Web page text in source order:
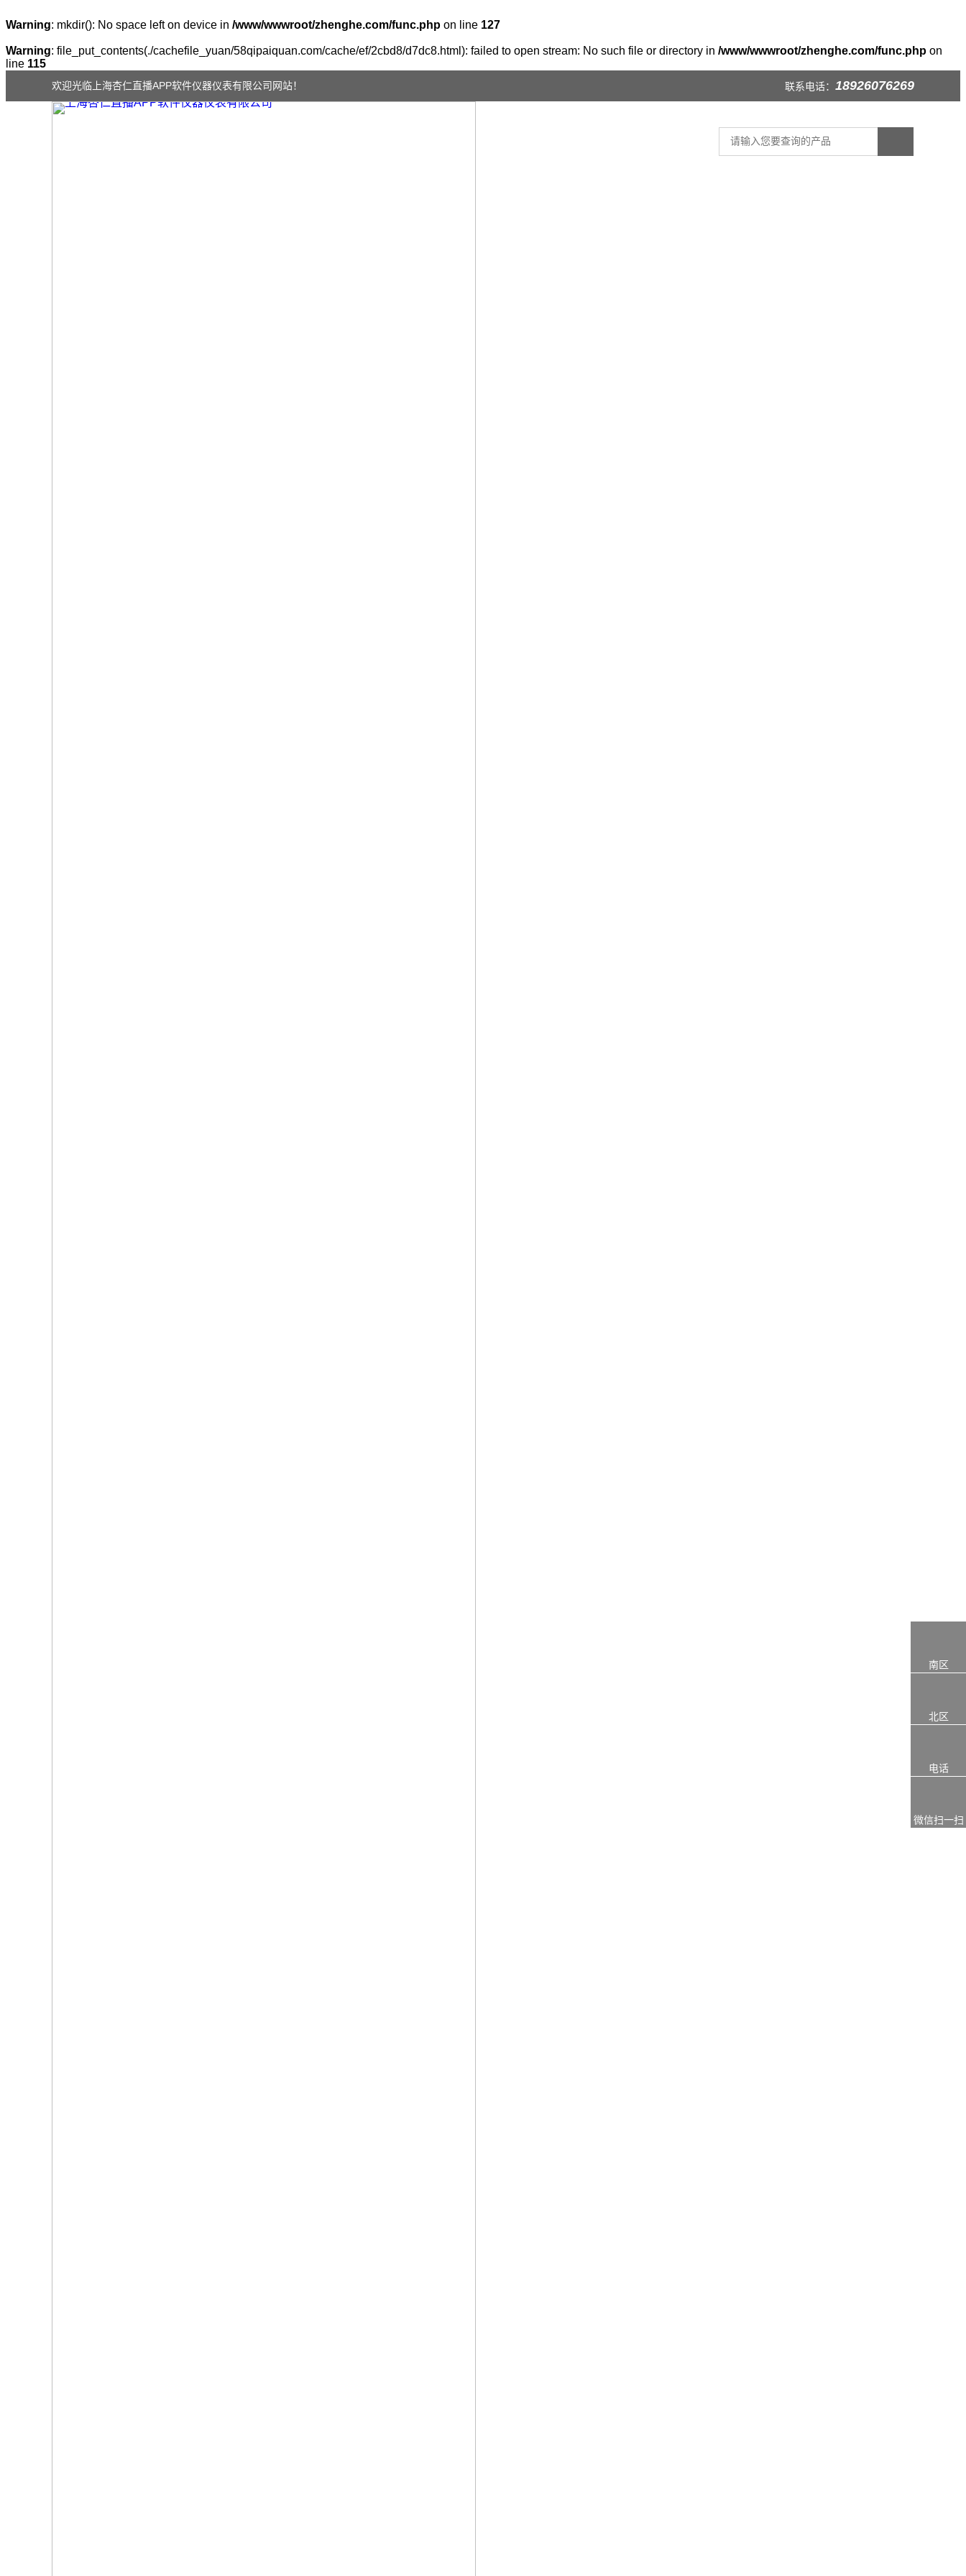
Warning: mkdir(): No space left on device in /www/wwwroot/zhenghe.com/func.php on line 127
Warning: file_put_contents(./cachefile_yuan/58qipaiquan.com/cache/ef/2cbd8/d7dc8.html): failed to open stream: No such file or directory in /www/wwwroot/zhenghe.com/func.php on
line 115
欢迎光临上海杏仁直播APP软件仪器仪表有限公司网站！ 联系电话： 18926076269
南区
北区
电话
微信扫一扫